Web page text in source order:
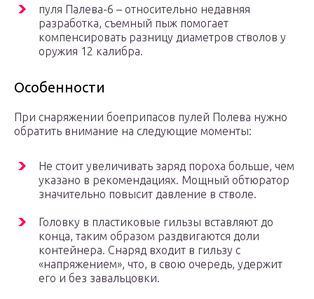
пуля Палева-6 – относительно недавняя
разработка, съемный пыж помогает
компенсировать разницу диаметров стволов у
оружия 12 калибра.
Особенности
При снаряжении боеприпасов пулей Полева нужно
обратить внимание на следующие моменты:
Не стоит увеличивать заряд пороха больше, чем
указано в рекомендациях. Мощный обтюратор
значительно повысит давление в стволе.
Головку в пластиковые гильзы вставляют до
конца, таким образом раздвигаются доли
контейнера. Снаряд входит в гильзу с
«напряжением», что, в свою очередь, удержит
его и без завальцовки.